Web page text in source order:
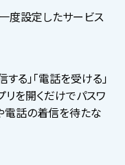
設定したサービス
る」「電話を受ける」
リを開くだけでパスワ
電話の着信を待たな